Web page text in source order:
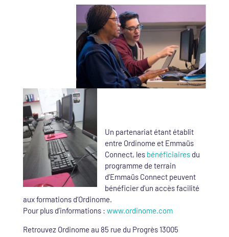
Un partenariat étant établit
entre Ordinome et Emmaüs
Connect, les bénéficiairesdu
programme de terrain
d’Emmaüs Connect peuvent
bénéficier d’un accès facilité
aux formations d’Ordinome.
Pour plus d’informations : www.ordinome.com
Retrouvez Ordinome au 85 rue du Progrès 13005